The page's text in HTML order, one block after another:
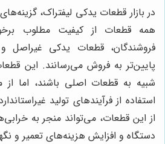
در بازار قطعات یدکی لیفتراک،
همه قطعات از کیفیت مطلوب
فروشندگان، قطعات یدکی غیراصل
پایین‌تر به فروش می‌رسانند. این
شبیه به قطعات اصلی باشند، اما از
استفاده از فرآیندهای تولید
از این قطعات، می‌تواند منجر به
دستگاه و افزایش هزینه‌های تعمیر و